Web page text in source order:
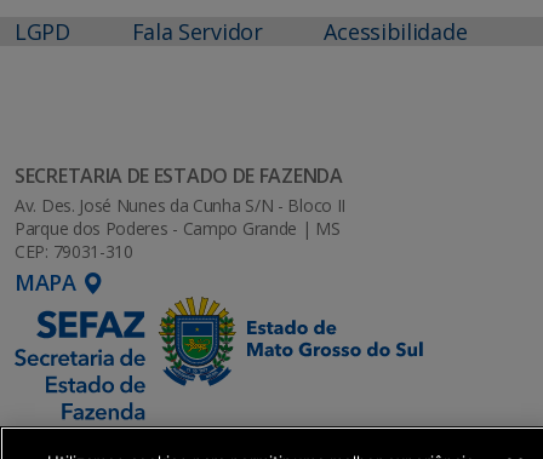
LGPD
Fala Servidor Acessibilidade
SECRETARIA DE ESTADO DE FAZENDA
Av. Des. José Nunes da Cunha S/N - Bloco II
Parque dos Poderes - Campo Grande | MS
CEP: 79031-310
MAPA